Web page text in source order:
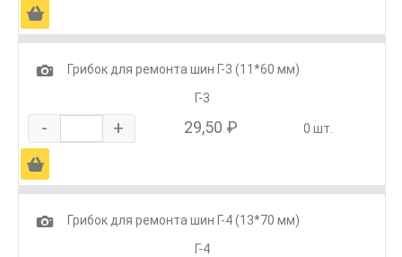
Ä
1
Грибок для ремонта шин Г-3 (11*60 мм)
Г-3
- + 29,50 ₽ 0 шт.
Ä
1
Грибок для ремонта шин Г-4 (13*70 мм)
Г-4